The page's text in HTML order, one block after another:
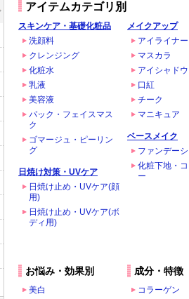
アイテムカテゴリ別
スキンケア・基礎化粧品
洗顔料
クレンジング
化粧水
乳液
美容液
パック・フェイスマス
ク
ゴマージュ・ピーリン
グ
日焼け対策・UVケア
日焼け止め・UVケア(顔
用)
日焼け止め・UVケア(ボ
ディ用)
メイクアップ
アイライナー
マスカラ
アイシャドウ
口紅
チーク
マニキュア
ベースメイク
ファンデー
化粧下地・
ー
お悩み・効果別
美白
成分・特徴
コラーゲン